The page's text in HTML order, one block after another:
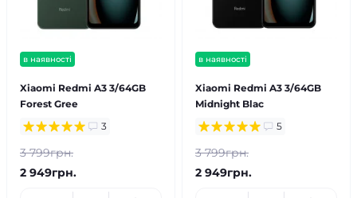
в наявності
Xiaomi Redmi A3 3/64GB
Forest Gree
3
3 799грн.
2 949грн.
в наявності
Xiaomi Redmi A3 3/64GB
Midnight Blac
5
3 799грн.
2 949грн.